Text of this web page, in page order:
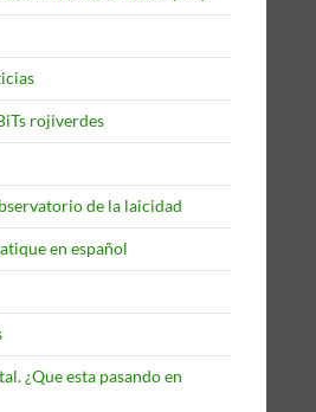
rojiverdes
de la laicidad
en español
¿Que esta pasando en